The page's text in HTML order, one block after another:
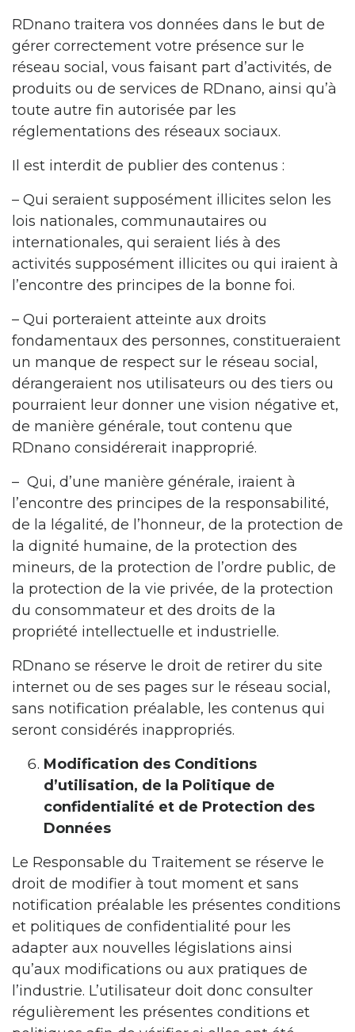
RDnano traitera vos données dans le but de
gérer correctement votre présence sur le
réseau social, vous faisant part d’activités, de
produits ou de services de RDnano, ainsi qu’à
toute autre fin autorisée par les
réglementations des réseaux sociaux.
Il est interdit de publier des contenus :
– Qui seraient supposément illicites selon les
lois nationales, communautaires ou
internationales, qui seraient liés à des
activités supposément illicites ou qui iraient à
l’encontre des principes de la bonne foi.
– Qui porteraient atteinte aux droits
fondamentaux des personnes, constitueraient
un manque de respect sur le réseau social,
dérangeraient nos utilisateurs ou des tiers ou
pourraient leur donner une vision négative et,
de manière générale, tout contenu que
RDnano considérerait inapproprié.
– Qui, d’une manière générale, iraient à
l’encontre des principes de la responsabilité,
de la légalité, de l’honneur, de la protection de
la dignité humaine, de la protection des
mineurs, de la protection de l’ordre public, de
la protection de la vie privée, de la protection
du consommateur et des droits de la
propriété intellectuelle et industrielle.
RDnano se réserve le droit de retirer du site
internet ou de ses pages sur le réseau social,
sans notification préalable, les contenus qui
seront considérés inappropriés.
Modification des Conditions
d’utilisation, de la Politique de
confidentialité et de Protection des
Données
Le Responsable du Traitement se réserve le
droit de modifier à tout moment et sans
notification préalable les présentes conditions
et politiques de confidentialité pour les
adapter aux nouvelles législations ainsi
qu’aux modifications ou aux pratiques de
l’industrie. L’utilisateur doit donc consulter
régulièrement les présentes conditions et